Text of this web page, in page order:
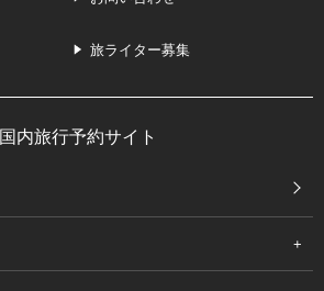
旅ライター募集
国内旅行予約サイト